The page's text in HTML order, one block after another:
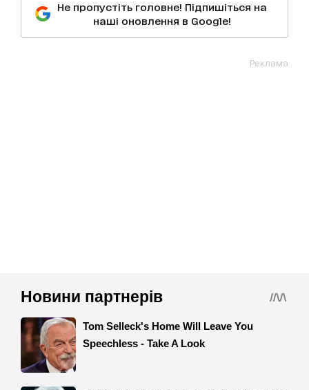
Не пропустіть головне! Підпишіться на
наші оновлення в Google!
Реклама